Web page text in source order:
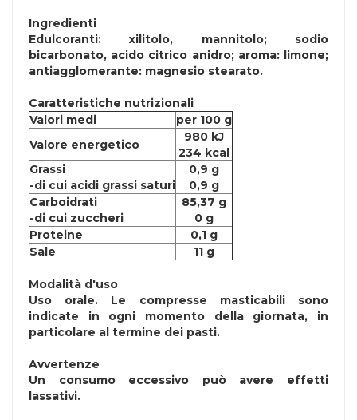
Ingredienti
Edulcoranti: xilitolo, mannitolo; sodio
bicarbonato, acido citrico anidro; aroma: limone;
antiagglomerante: magnesio stearato.
Caratteristiche nutrizionali
Valori medi
per 100 g
Valore energetico
980 kJ
234 kcal
Grassi
-di cui acidi grassi saturi
0,9 g
0,9 g
Carboidrati
-di cui zuccheri
85,37 g
0 g
Proteine
0,1 g
Sale
11 g
Modalità d'uso
Uso orale. Le compresse masticabili sono
indicate in ogni momento della giornata, in
particolare al termine dei pasti.
Avvertenze
Un consumo eccessivo può avere effetti
lassativi.